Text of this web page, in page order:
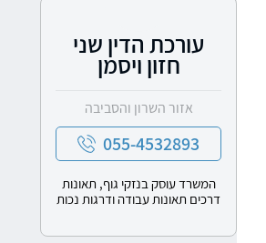
עורכת הדין שני
חזון ויסמן
אזור השרון והסביבה
055-4532893
המשרד עוסק בנזקי גוף, תאונות
דרכים תאונות עבודה ודרגות נכות